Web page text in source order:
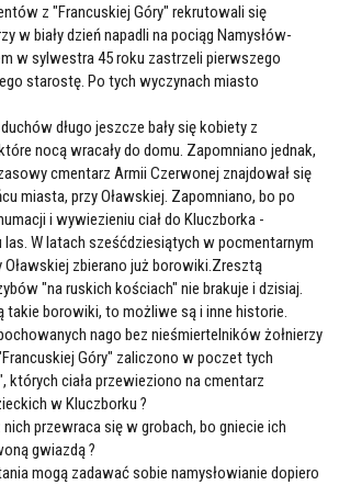
z "Francuskiej Góry" rekrutowali się
w biały dzień napadli na pociąg Namysłów-
w sylwestra 45 roku zastrzeli pierwszego
starostę. Po tych wyczynach miasto
długo jeszcze bały się kobiety z
nocą wracały do domu. Zapomniano jednak,
cmentarz Armii Czerwonej znajdował się
miasta, przy Oławskiej. Zapomniano, bo po
i wywiezieniu ciał do Kluczborka -
W latach sześćdziesiątych w pocmentarnym
Oławskiej zbierano już borowiki.Zresztą
"na ruskich kościach" nie brakuje i dzisiaj.
takie borowiki, to możliwe są i inne historie.
nago bez nieśmiertelników żołnierzy
Góry" zaliczono w poczet tych
których ciała przewieziono na cmentarz
w Kluczborku ?
przewraca się w grobach, bo gniecie ich
gwiazdą ?
mogą zadawać sobie namysłowianie dopiero